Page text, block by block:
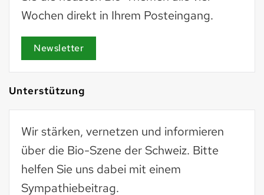
Wochen direkt in Ihrem Posteingang.
Newsletter
Unterstützung
Wir stärken, vernetzen und informieren
über die Bio-Szene der Schweiz. Bitte
helfen Sie uns dabei mit einem
Sympathiebeitrag.